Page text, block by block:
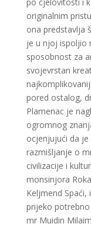
originalnim
ona predstavlјa
je u njoj ispolјio
sposobnost za
svojevrstan
pored ostalog,
Plamenac je
ogromnog
ocjenjujući da
razmišlјanje o
civilizacije i
monsinjora
Kelјmend
prijeko
mr Muidin